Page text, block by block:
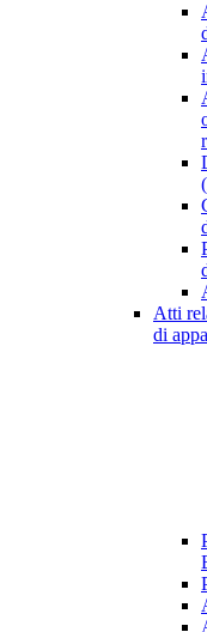
Atti
di